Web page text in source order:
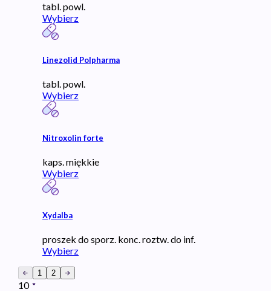
tabl. powl.
Wybierz
Linezolid Polpharma
tabl. powl.
Wybierz
Nitroxolin forte
kaps. miękkie
Wybierz
Xydalba
proszek do sporz. konc. roztw. do inf.
Wybierz
1 2
10